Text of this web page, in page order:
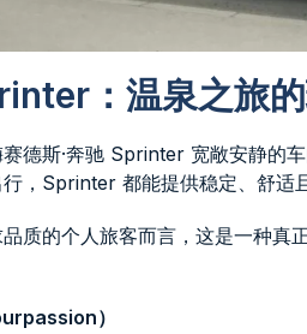
：温泉之旅
德斯·奔驰 Sprinter 宽敞安静的
，Sprinter 都能提供稳定、舒适
质的个人旅客而言，这是一种真
）